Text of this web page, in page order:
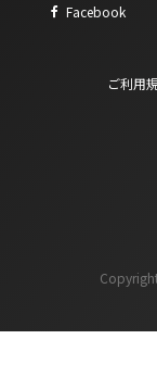
Facebook
ご利用